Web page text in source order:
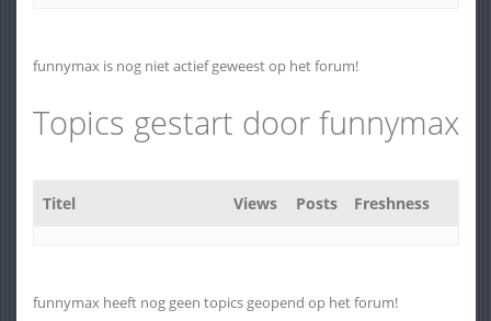
funnymax is nog niet actief geweest op het forum!
Topics gestart door funnymax
Titel Views Posts Freshness
funnymax heeft nog geen topics geopend op het forum!